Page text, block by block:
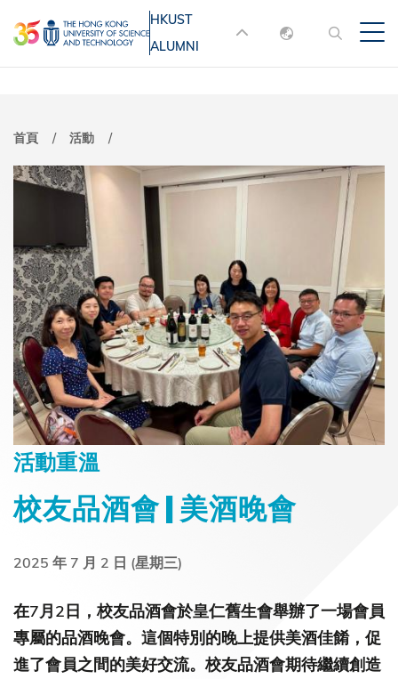
至
主
MORE ABOUT HKUST
UNIVERSITY NEWS
ACADEMIC
LIFE@HKUST
MAP & DIRECTIONS JOBS@HKUST
FACULTY PROFILES
HKUST
ALUMNI
English
導
航
結
首頁 活動
活動重溫
校友品酒會 | 美酒晚會
2025 年 7 月 2 日 (星期三)
在7月2日，校友品酒會於皇仁舊生會舉辦了一場會員
專屬的品酒晚會。這個特別的晚上提供美酒佳餚，促
進了會員之間的美好交流。校友品酒會期待繼續創造